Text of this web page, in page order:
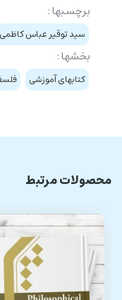
برچسبها :
سید توقیر عباس کاظمی
بخشها :
کتابهای آموزشی
محصولات مرتبط